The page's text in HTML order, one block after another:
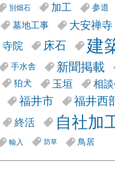
別畑石 加工 参道
墓地工事 大安禅寺
寺院 床石 建
手水舎 新聞掲載
狛犬 玉垣 相
福井市 福井西
終活 自社加
輸入 防草 鳥居